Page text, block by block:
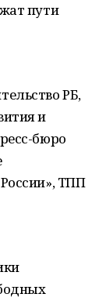
пути
РБ,
и
бюро
ТПП